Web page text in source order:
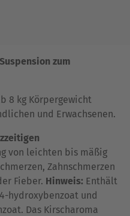
zum
8 kg Körpergewicht
und Erwachsenen.
von leichten bis mäßig
Zahnschmerzen
Fieber. Hinweis: Enthält
hydroxybenzoat und
Das Kirscharoma